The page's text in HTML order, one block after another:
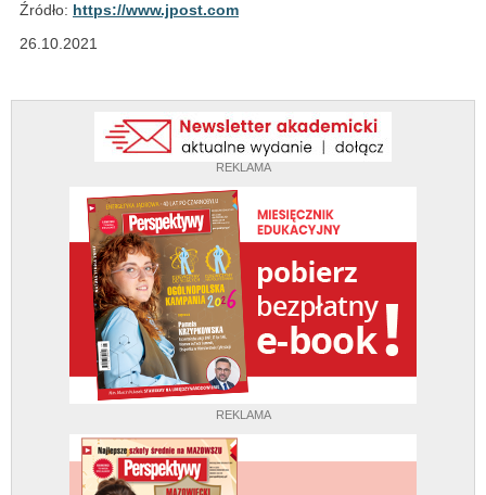
REKLAMA
REKLAMA
Źródło: https://www.jpost.com
26.10.2021